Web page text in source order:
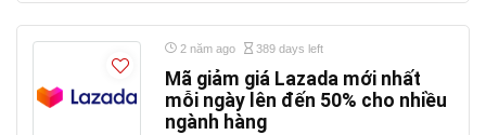
2 năm ago 389 days left
Mã giảm giá Lazada mới nhất
mỗi ngày lên đến 50% cho nhiều
ngành hàng